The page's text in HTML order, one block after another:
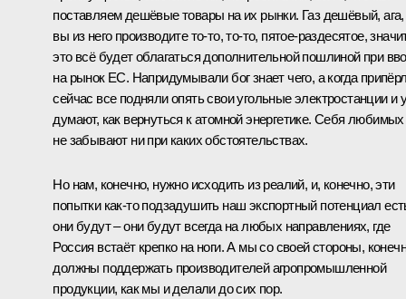
поставляем дешёвые товары на их рынки. Газ дешёвый, ага,
вы из него производите то-то, то-то, пятое-раздесятое,
это всё будет облагаться дополнительной пошлиной при
на рынок ЕС. Напридумывали бог знает чего, а когда
сейчас все подняли опять свои угольные электростанции и
думают, как вернуться к атомной энергетике. Себя любимых
не забывают ни при каких обстоятельствах.
Но нам, конечно, нужно исходить из реалий, и, конечно, эти
попытки как-то подзадушить наш экспортный потенциал
они будут – они будут всегда на любых направлениях, где
Россия встаёт крепко на ноги. А мы со своей стороны,
должны поддержать производителей агропромышленной
продукции, как мы и делали до сих пор.